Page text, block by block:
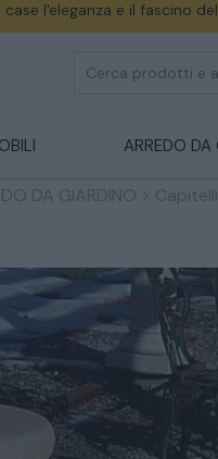
l'eleganza e il fascino
ARREDO DA
DA GIARDINO